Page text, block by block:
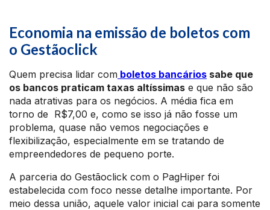
Economia na emissão de boletos com
o Gestãoclick
Quem precisa lidar com boletos bancários sabe que
os bancos praticam taxas altíssimas e que não são
nada atrativas para os negócios. A média fica em
torno de R$7,00 e, como se isso já não fosse um
problema, quase não vemos negociações e
flexibilização, especialmente em se tratando de
empreendedores de pequeno porte.
A parceria do Gestãoclick com o PagHiper foi
estabelecida com foco nesse detalhe importante. Por
meio dessa união, aquele valor inicial cai para somente